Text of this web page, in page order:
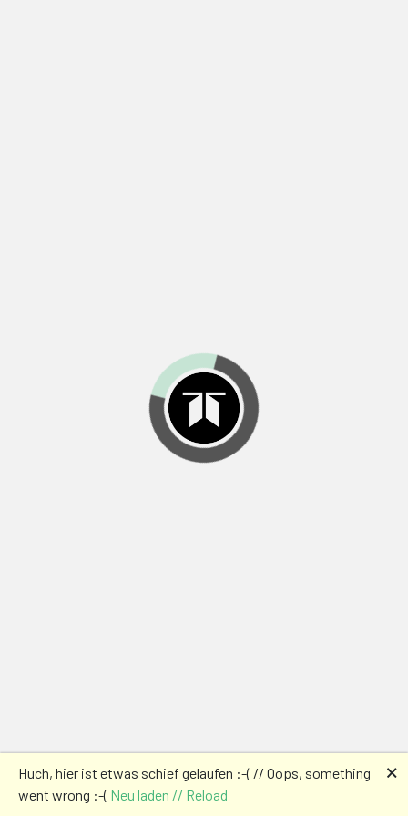
Huch, hier ist etwas schief gelaufen :-( // Oops, something
went wrong :-( Neu laden // Reload
🗙